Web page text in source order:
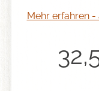
Mehr erfahren -